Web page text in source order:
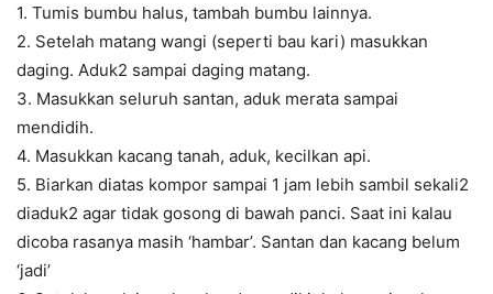
1. Tumis bumbu halus, tambah bumbu lainnya.
2. Setelah matang wangi (seperti bau kari) masukkan
daging. Aduk2 sampai daging matang.
3. Masukkan seluruh santan, aduk merata sampai
mendidih.
4. Masukkan kacang tanah, aduk, kecilkan api.
5. Biarkan diatas kompor sampai 1 jam lebih sambil sekali2
diaduk2 agar tidak gosong di bawah panci. Saat ini kalau
dicoba rasanya masih ‘hambar’. Santan dan kacang belum
‘jadi’